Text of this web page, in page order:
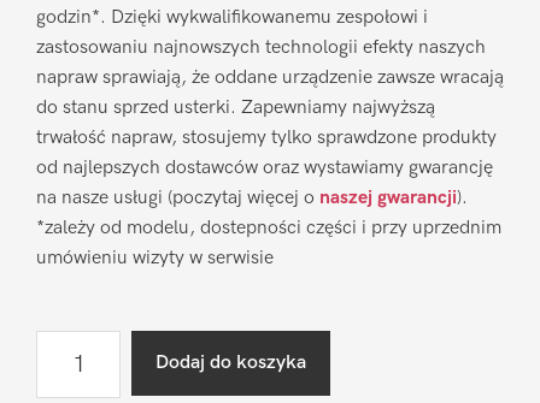
godzin*. Dzięki wykwalifikowanemu zespołowi i
zastosowaniu najnowszych technologii efekty naszych
napraw sprawiają, że oddane urządzenie zawsze wracają
do stanu sprzed usterki. Zapewniamy najwyższą
trwałość napraw, stosujemy tylko sprawdzone produkty
od najlepszych dostawców oraz wystawiamy gwarancję
na nasze usługi (poczytaj więcej o naszej gwarancji).
*zależy od modelu, dostepności części i przy uprzednim
umówieniu wizyty w serwisie
Dodaj do koszyka